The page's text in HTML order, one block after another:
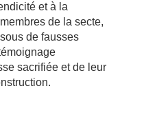
et à la
de la secte,
de fausses
sacrifiée et de leur